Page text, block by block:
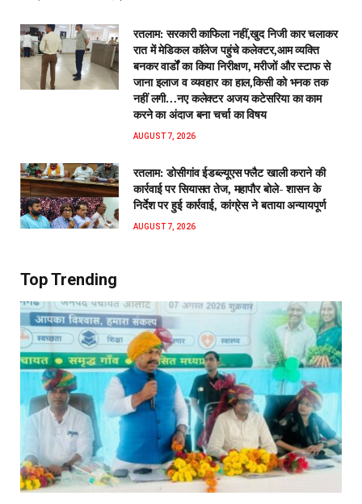
रतलाम: सरकारी काफिला नहीं,खुद निजी कार चलाकर
रात में मेडिकल कॉलेज पहुंचे कलेक्टर,आम व्यक्ति
बनकर वार्डों का किया निरीक्षण, मरीजों और स्टाफ से
जाना इलाज व व्यवहार का हाल,किसी को भनक तक
नहीं लगी…नए कलेक्टर अजय कटेसरिया का काम
करने का अंदाज बना चर्चा का विषय
AUGUST 7, 2026
रतलाम: डोसीगांव ईडब्ल्यूएस फ्लैट खाली कराने की
कार्रवाई पर सियासत तेज, महापौर बोले- शासन के
निर्देश पर हुई कार्रवाई, कांग्रेस ने बताया अन्यायपूर्ण
AUGUST 7, 2026
Top Trending